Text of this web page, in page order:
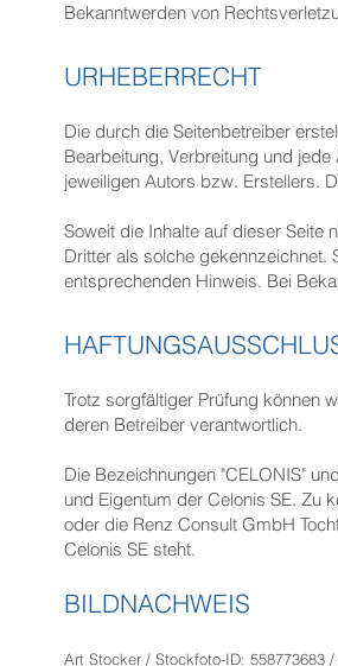
Bekanntwerden von
URHEBERRECHT
Die durch die Seitenbetreiber
Bearbeitung, Verbreitung und
jeweiligen Autors bzw. Erstellers.
Soweit die Inhalte auf dieser
Dritter als solche gekennzeichnet.
entsprechenden Hinweis. Bei
Trotz sorgfältiger Prüfung können
deren Betreiber verantwortlich.
Die Bezeichnungen "CELONIS"
und Eigentum der Celonis SE. Zu
oder die Renz Consult GmbH
Celonis SE steht.
BILDNACHWEIS
Art Stocker / Stockfoto-ID: 558773683 /